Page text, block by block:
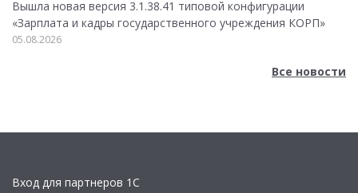
Вышла новая версия 3.1.38.41 типовой конфигурации
«Зарплата и кадры государственного учреждения КОРП»
05.08.2026
Все новости
Вход для партнеров 1С